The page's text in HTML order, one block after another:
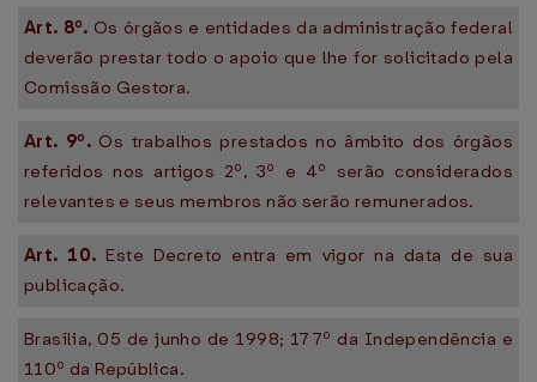
Art. 8º. Os órgãos e entidades da administração federal
deverão prestar todo o apoio que lhe for solicitado pela
Comissão Gestora.
Art. 9º. Os trabalhos prestados no âmbito dos órgãos
referidos nos artigos 2º, 3º e 4º serão considerados
relevantes e seus membros não serão remunerados.
Art. 10. Este Decreto entra em vigor na data de sua
publicação.
Brasília, 05 de junho de 1998; 177º da Independência e
110º da República.